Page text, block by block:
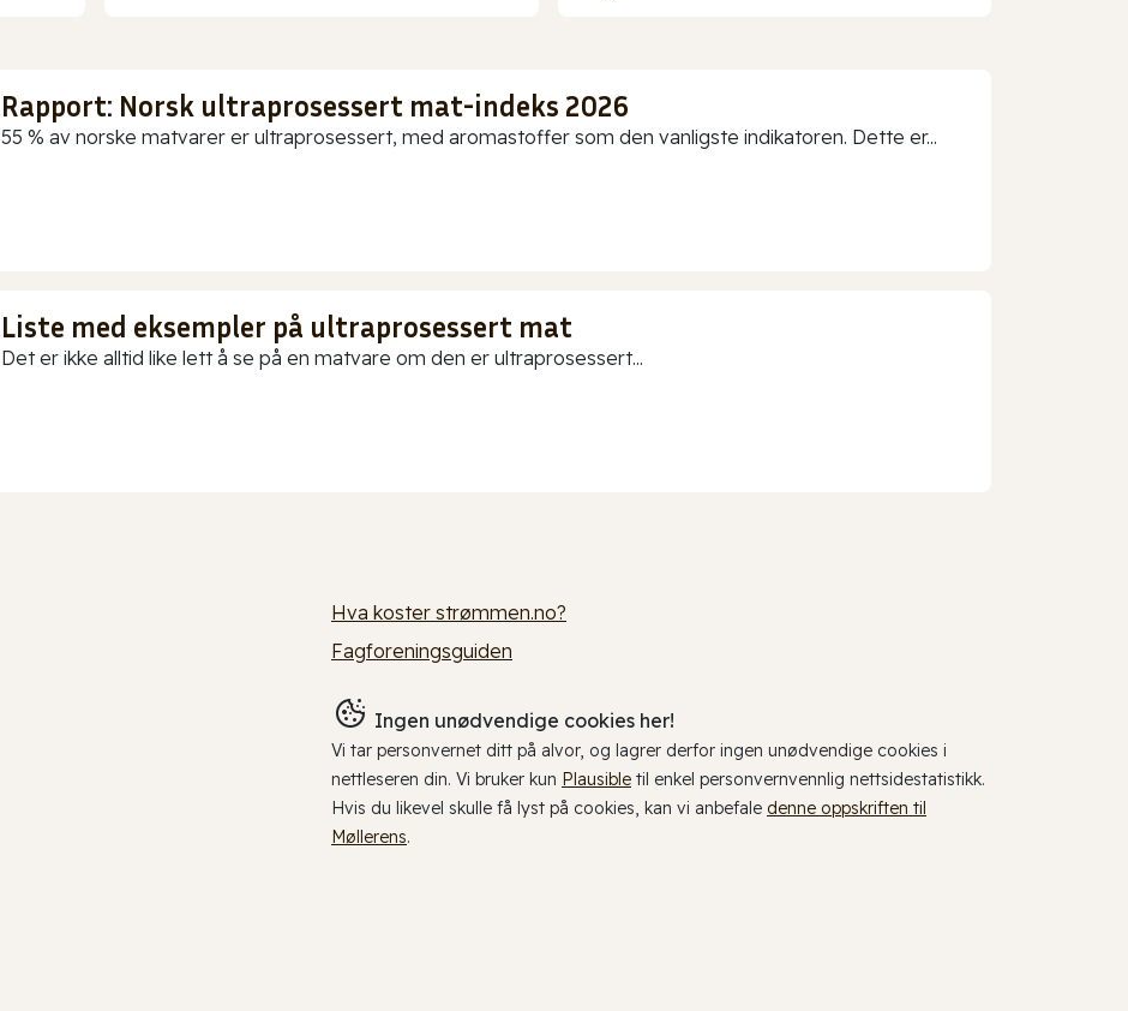
Rapport: Norsk ultraprosessert mat-indeks 2026
55 % av norske matvarer er ultraprosessert, med aromastoffer som den vanligste indikatoren. Dette er...
Liste med eksempler på ultraprosessert mat
Det er ikke alltid like lett å se på en matvare om den er ultraprosessert...
Hva koster strømmen.no?
Fagforeningsguiden
Ingen unødvendige cookies her!
Vi tar personvernet ditt på alvor, og lagrer derfor ingen unødvendige cookies i
nettleseren din. Vi bruker kun Plausible til enkel personvernvennlig nettsidestatistikk.
Hvis du likevel skulle få lyst på cookies, kan vi anbefale denne oppskriften til
Møllerens.